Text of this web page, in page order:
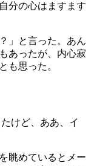
分の心はますます
」と言った。あん
あったが、内心寂
も思った。
けど、ああ、イ
眺めているとメー